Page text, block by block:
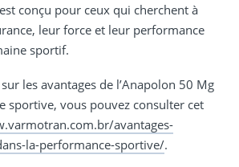
conçu pour ceux qui cherchent à
leur force et leur performance
sportif.
les avantages de l’Anapolon 50 Mg
sportive, vous pouvez consulter cet
avantages-
la-performance-sportive/.